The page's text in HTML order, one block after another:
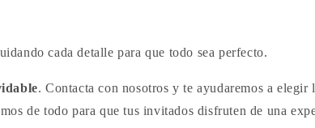
cada detalle para que todo sea perfecto.
. Contacta con nosotros y te ayudaremos a elegir
de todo para que tus invitados disfruten de una